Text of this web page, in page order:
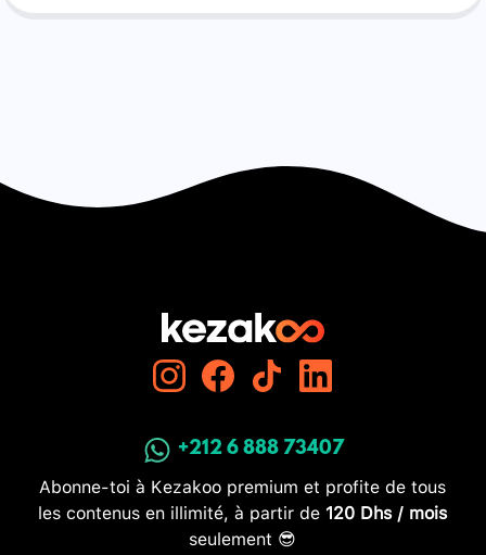
+212 6 888 73407
Abonne-toi à Kezakoo premium et profite de tous
les contenus en illimité, à partir de 120 Dhs / mois
seulement 😎